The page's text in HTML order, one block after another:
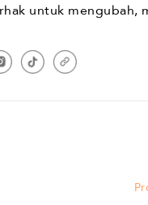
untuk mengubah,